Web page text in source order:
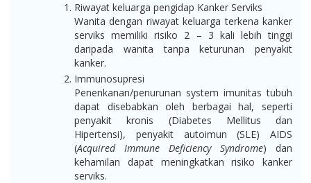
Riwayat keluarga pengidap Kanker Serviks
Wanita dengan riwayat keluarga terkena kanker
serviks memiliki risiko 2 – 3 kali lebih tinggi
daripada wanita tanpa keturunan penyakit
kanker.
Immunosupresi
Penenkanan/penurunan system imunitas tubuh
dapat disebabkan oleh berbagai hal, seperti
penyakit kronis (Diabetes Mellitus dan
Hipertensi), penyakit autoimun (SLE) AIDS
(Acquired Immune Deficiency Syndrome) dan
kehamilan dapat meningkatkan risiko kanker
serviks.